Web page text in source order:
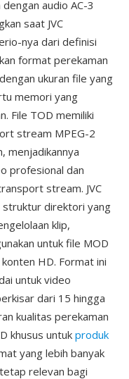
audio AC-3
saat JVC
nya dari definisi
format perekaman
ukuran file yang
memori yang
File TOD memiliki
stream MPEG-2
menjadikannya
profesional dan
stream. JVC
struktur direktori yang
klip,
untuk file MOD
HD. Format ini
untuk video
dari 15 hingga
kualitas perekaman
khusus untuk produk
yang lebih banyak
relevan bagi